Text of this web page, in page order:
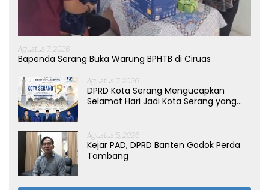
Agustus 7, 2026
Bapenda Serang Buka Warung BPHTB di Ciruas
Agustus 7, 2026
DPRD Kota Serang Mengucapkan
Selamat Hari Jadi Kota Serang yang
Agustus 5, 2026
Kejar PAD, DPRD Banten Godok Perda
Tambang